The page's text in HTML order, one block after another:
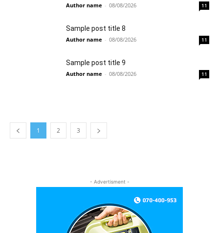
Author name - 08/08/2026 11
Sample post title 8
Author name - 08/08/2026 11
Sample post title 9
Author name - 08/08/2026 11
1 2 3
- Advertisment -